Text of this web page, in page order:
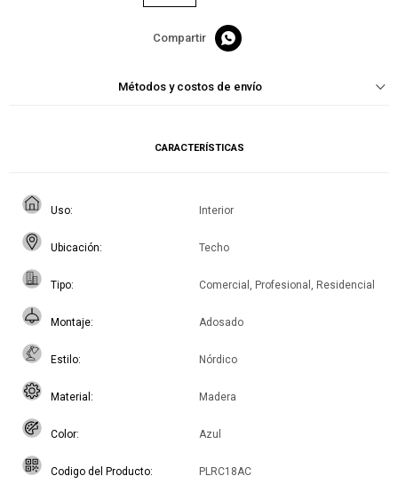

Métodos y costos de envío
CARACTERÍSTICAS
Uso Interior
Ubicación Techo
Tipo Comercial, Profesional, Residencial
Montaje Adosado
Estilo Nórdico
Material Madera
Color Azul
Codigo del Producto PLRC18AC